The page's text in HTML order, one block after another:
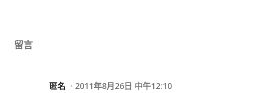
留言
匿名 2011年8月26日 中午12:10